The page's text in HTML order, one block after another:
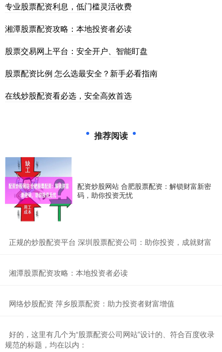
专业股票配资利息，低门槛灵活收费
湘潭股票配资攻略：本地投资者必读
股票交易网上平台：安全开户、智能盯盘
股票配资比例 怎么选最安全？新手必看指南
在线炒股配资看必选，安全高效首选
推荐阅读
配资炒股网站 合肥股票配资：解锁财富新密
码，助你投资无忧
​正规的炒股配资平台 深圳股票配资公司：助你投资，成就财富
​湘潭股票配资攻略：本地投资者必读
​网络炒股配资 萍乡股票配资：助力投资者财富增值
​好的，这里有几个为“股票配资公司网站”设计的、符合百度收录
规范的标题，均在以内：